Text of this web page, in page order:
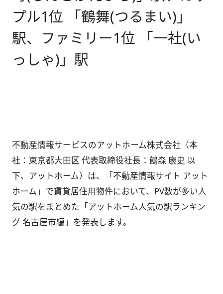
プル1位 「鶴舞(つるまい)」
駅、ファミリー1位 「一社(い
っしゃ)」駅
不動産情報サービスのアットホーム株式会社（本
社：東京都大田区 代表取締役社長：鶴森 康史 以
下、アットホーム）は、「不動産情報サイト アット
ホーム」で賃貸居住用物件において、PV数が多い人
気の駅をまとめた「アットホーム人気の駅ランキン
グ 名古屋市編」を発表します。